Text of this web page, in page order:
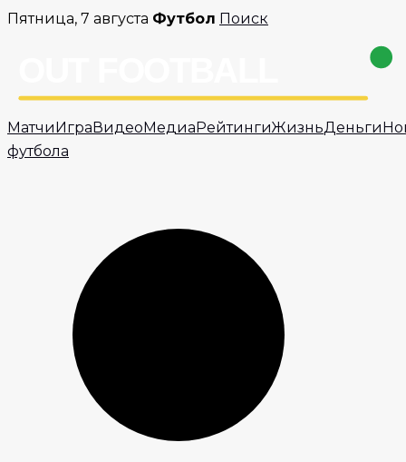
Перейти
Пятница, 7 августа Футбол Поиск
Матчи Игра Видео Медиа РейтингиЖизньДеньги
футбола